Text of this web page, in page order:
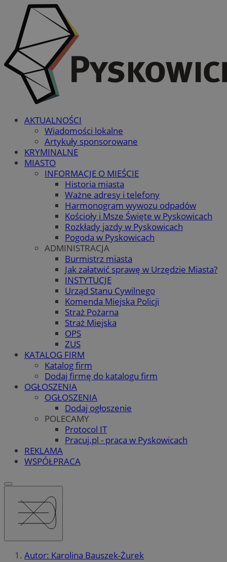
AKTUALNOŚCI
Wiadomości lokalne
Artykuły sponsorowane
KRYMINALNE
MIASTO
INFORMACJE O MIEŚCIE
Historia miasta
Ważne adresy i telefony
Harmonogram wywozu odpadów
Kościoły i Msze Święte w Pyskowicach
Rozkłady jazdy w Pyskowicach
Pogoda w Pyskowicach
ADMINISTRACJA
Burmistrz miasta
Jak załatwić sprawę w Urzędzie Miasta?
INSTYTUCJE
Urząd Stanu Cywilnego
Komenda Miejska Policji
Straż Pożarna
Straż Miejska
OPS
ZUS
KATALOG FIRM
Katalog firm
Dodaj firmę do katalogu firm
OGŁOSZENIA
OGŁOSZENIA
Dodaj ogłoszenie
POLECAMY
Protocol IT
Pracuj.pl - praca w Pyskowicach
REKLAMA
WSPÓŁPRACA
Autor: Karolina Bauszek-Żurek